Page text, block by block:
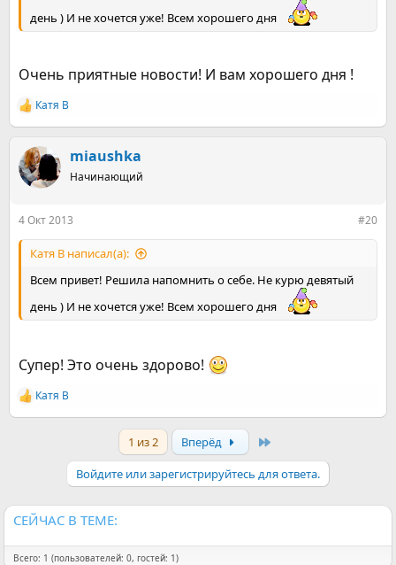
день ) И не хочется уже! Всем хорошего дня
Очень приятные новости! И вам хорошего дня !
Р
е
к
ц
и
Катя В
miaushka
Начинающий
4 Окт 2013 #20
Катя В написал(а):
Всем привет! Решила напомнить о себе. Не курю девятый
день ) И не хочется уже! Всем хорошего дня
Супер! Это очень здорово!
Р
е
Катя В
1 из 2 Вперёд
Войдите или зарегистрируйтесь для ответа.
СЕЙЧАС В ТЕМЕ:
Всего: 1 (пользователей: 0, гостей: 1)